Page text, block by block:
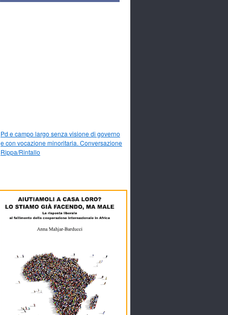
Pd e campo largo senza visione di governo
e con vocazione minoritaria. Conversazione
Rippa/Rintallo